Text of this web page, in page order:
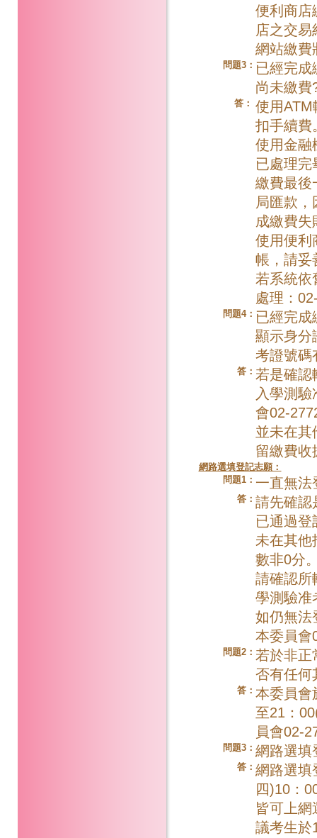
便利商店
店之交
網站繳費
問題3： 已經完成
尚未繳費
答： 使用
扣手續費
使用金融
已處理完
繳費最後
局匯款
成繳費失
使用便利
帳，請妥
若系統依
處理：
問題4： 已經完成
顯示身分
考證號碼
答： 若是確認
入學測
會02-
並未在其
留繳費收
網路選填登記志願：
問題1： 一直無法
答： 請先確認
已通過登
未在其他
數非0分
請確認所
學測驗准
如仍無法
本委員會
問題2： 若於非正
否有任何
答： 本委員會
至21：
員會02-
問題3： 網路選填
答： 網路選填
四)10：
皆可上
議考生於